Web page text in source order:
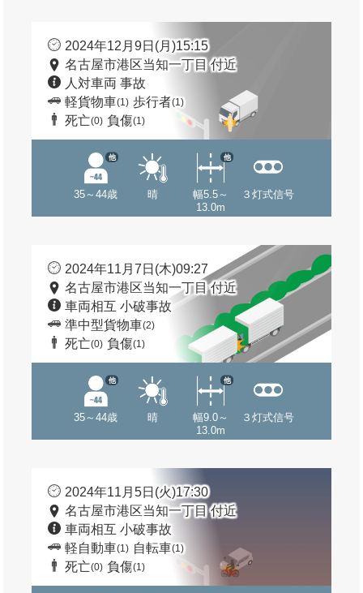
2024年12月9日(月)15:15
名古屋市港区当知一丁目 付近
人対車両 事故
軽貨物車(1) 歩行者(1)
死亡(0) 負傷(1)
35～44歳
他
晴
幅5.5～
13.0m
他
３灯式信号
2024年11月7日(木)09:27
名古屋市港区当知一丁目 付近
車両相互 小破事故
準中型貨物車(2)
死亡(0) 負傷(1)
35～44歳
他
晴
幅9.0～
13.0m
他
３灯式信号
2024年11月5日(火)17:30
名古屋市港区当知一丁目 付近
車両相互 小破事故
軽自動車(1) 自転車(1)
死亡(0) 負傷(1)